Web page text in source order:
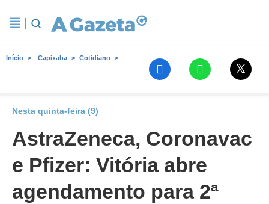
Início Capixaba Cotidiano
Nesta quinta-feira (9)
AstraZeneca, Coronavac
e Pfizer: Vitória abre
agendamento para 2ª